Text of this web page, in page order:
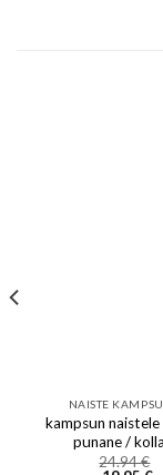
NAISTE
kampsun
punane /
24.94€